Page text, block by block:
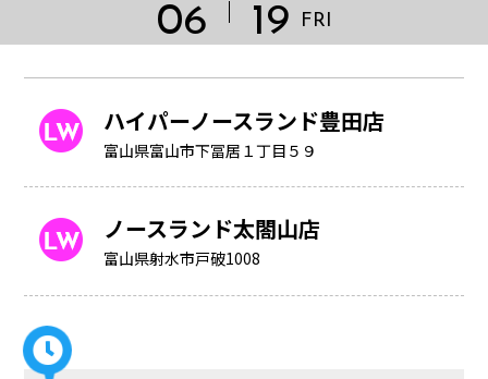
06 19 FRI
ハイパーノースランド豊田店
富山県富山市下冨居１丁目５９
ノースランド太閤山店
富山県射水市戸破1008